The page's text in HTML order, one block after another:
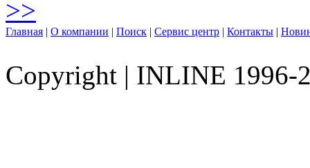
>>
Главная | О компании | Поиск | Сервис центр | Контакты |
Copyright | INLINE 1996-